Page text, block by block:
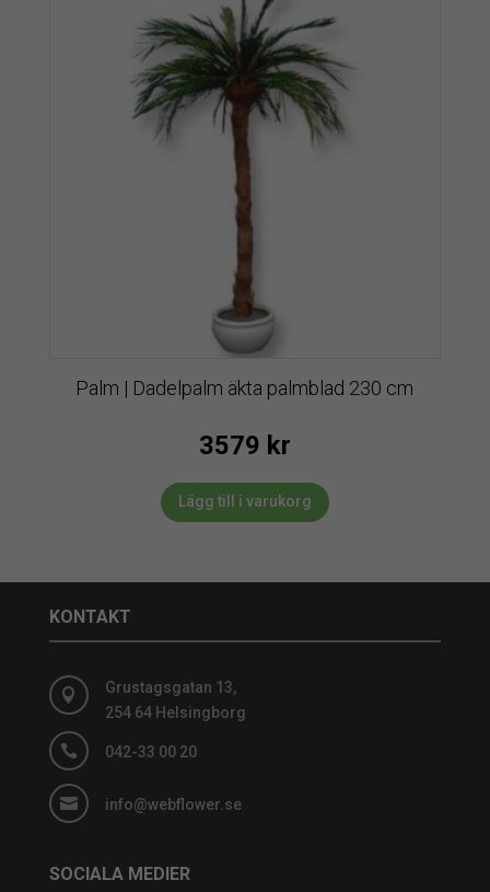
Palm | Dadelpalm äkta palmblad 230 cm
3579 kr
Lägg till i varukorg
KONTAKT

Grustagsgatan 13,
254 64 Helsingborg
 042-33 00 20
 info@webflower.se
SOCIALA MEDIER